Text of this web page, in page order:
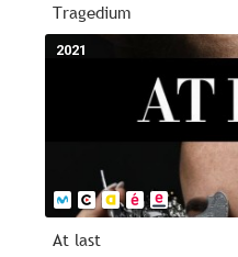
Tragedium
2021
At last